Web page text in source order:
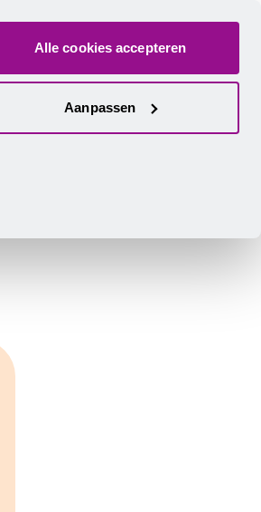
Alle cookies accepteren
Aanpassen
Zoeken